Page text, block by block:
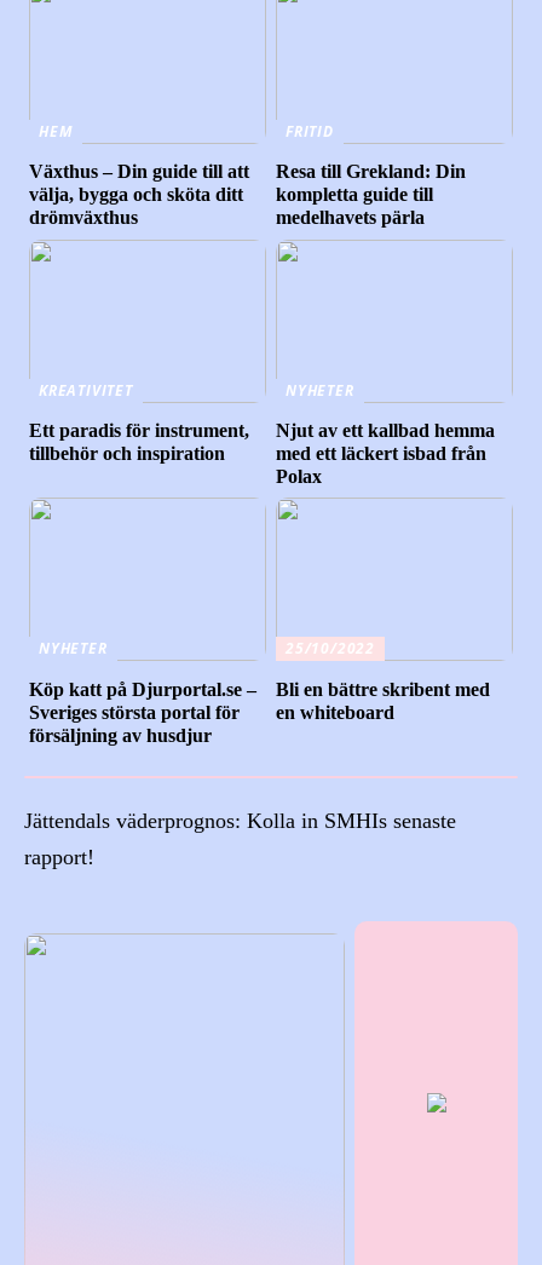
HEM
Växthus – Din guide till att
välja, bygga och sköta ditt
drömväxthus
FRITID
Resa till Grekland: Din
kompletta guide till
medelhavets pärla
KREATIVITET
Ett paradis för instrument,
tillbehör och inspiration
NYHETER
Njut av ett kallbad hemma
med ett läckert isbad från
Polax
NYHETER
Köp katt på Djurportal.se –
Sveriges största portal för
försäljning av husdjur
25/10/2022
Bli en bättre skribent med
en whiteboard
Jättendals väderprognos: Kolla in SMHIs senaste
rapport!